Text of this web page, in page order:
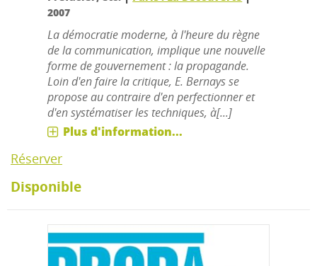
2007
La démocratie moderne, à l'heure du règne
de la communication, implique une nouvelle
forme de gouvernement : la propagande.
Loin d'en faire la critique, E. Bernays se
propose au contraire d'en perfectionner et
d'en systématiser les techniques, à[...]
Plus d'information...
Réserver
Disponible